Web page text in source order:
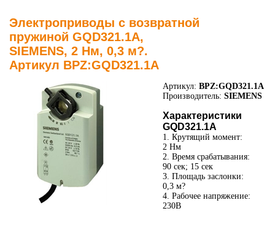
Электроприводы с возвратной
пружиной GQD321.1A,
SIEMENS, 2 Нм, 0,3 м?.
Артикул BPZ:GQD321.1A
Артикул: BPZ:GQD321.1A
Производитель: SIEMENS
Характеристики
GQD321.1A
1. Крутящий момент:
2 Нм
2. Время срабатывания:
90 сек; 15 сек
3. Площадь заслонки:
0,3 м?
4. Рабочее напряжение:
230В